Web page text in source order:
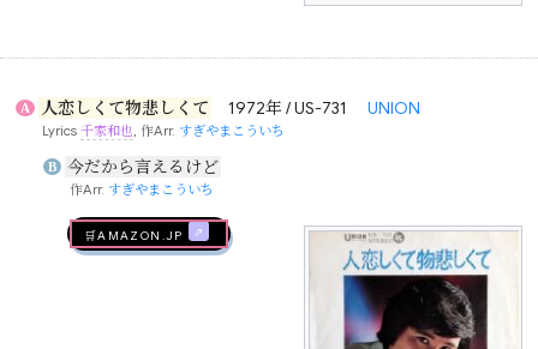
A 人恋しくて物悲しくて 1972年 / US-731 UNION
Lyrics千家和也 , 作Arr. すぎやまこういち
B 今だから言えるけど
作Arr. すぎやまこういち
🛒AMAZON.jp